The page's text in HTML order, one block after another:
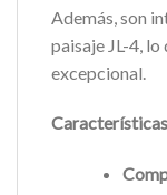
Además, son
paisaje JL-4,
excepcional.